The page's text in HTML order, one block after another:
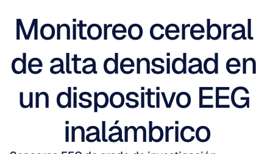
Monitoreo cerebral
de alta densidad en
un dispositivo EEG
inalámbrico